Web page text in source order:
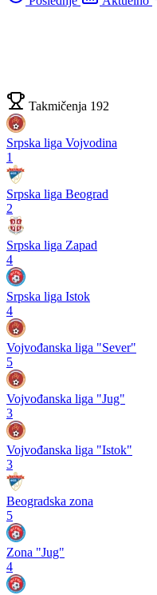
Takmičenja 192
Srpska liga Vojvodina
1
Srpska liga Beograd
2
Srpska liga Zapad
4
Srpska liga Istok
4
Vojvođanska liga "Sever"
5
Vojvođanska liga "Jug"
3
Vojvođanska liga "Istok"
3
Beogradska zona
5
Zona "Jug"
4